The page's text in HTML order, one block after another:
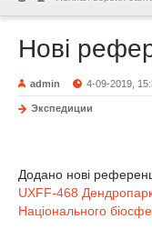
Нові
admin 4-09-2019,
Экспедиции
Додано нові
UXFF-468
Національного